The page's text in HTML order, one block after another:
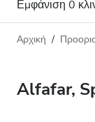
Εμφάνιση 0
Τύπος
Όλες οι
Απόσταση
Αρχική
Alfafar,